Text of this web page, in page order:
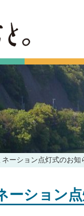
ーション点灯式のお知
ーション